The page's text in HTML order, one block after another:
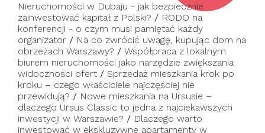
Nieruchomości w Dubaju - jak bezpiecznie
zainwestować kapitał z Polski? / RODO na
konferencji - o czym musi pamiętać każdy
organizator / Na co zwrócić uwagę, kupując dom na
obrzeżach Warszawy? / Współpraca z lokalnym
biurem nieruchomości jako narzędzie zwiększania
widoczności ofert / Sprzedaż mieszkania krok po
kroku – czego właściciele najczęściej nie
przewidują? / Nowe mieszkania na Ursusie –
dlaczego Ursus Classic to jedna z najciekawszych
inwestycji w Warszawie? / Dlaczego warto
inwestować w ekskluzywne apartamenty w